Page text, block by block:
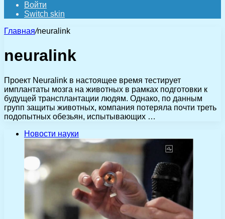
Войти
Switch skin
Главная/neuralink
neuralink
Проект Neuralink в настоящее время тестирует
имплантаты мозга на животных в рамках подготовки к
будущей трансплантации людям. Однако, по данным
групп защиты животных, компания потеряла почти треть
подопытных обезьян, испытывающих …
Новости науки